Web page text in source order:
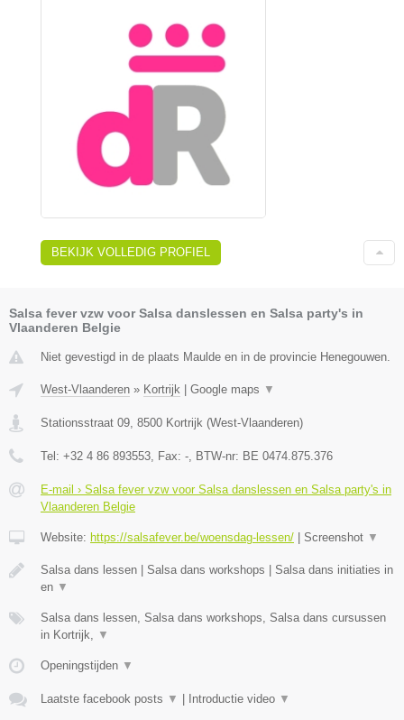
BEKIJK VOLLEDIG PROFIEL
Salsa fever vzw voor Salsa danslessen en Salsa party's in
Vlaanderen Belgie
Niet gevestigd in de plaats Maulde en in de provincie Henegouwen.
West-Vlaanderen » Kortrijk Google maps ▼
Stationsstraat 09, 8500 Kortrijk (West-Vlaanderen)
Tel: +32 4 86 893553, Fax: -, BTW-nr: BE 0474.875.376
E-mail › Salsa fever vzw voor Salsa danslessen en Salsa party's in
Vlaanderen Belgie
Website: https://salsafever.be/woensdag-lessen/ Screenshot ▼
Salsa dans lessen | Salsa dans workshops | Salsa dans initiaties in
en ▼
Salsa dans lessen, Salsa dans workshops, Salsa dans cursussen
in Kortrijk, ▼
Openingstijden ▼
Laatste facebook posts ▼ Introductie video ▼